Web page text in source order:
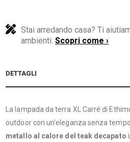
Stai arredando casa? Ti
ambienti.Scopri come ›
DETTAGLI
La lampada da terra XL Carré di
outdoor con un’eleganza senza
metallo al calore del teak decapato